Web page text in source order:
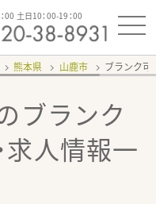
00 土日10：00-19：00
熊本県 山鹿市 ブランク可
ブランク
求人情報一